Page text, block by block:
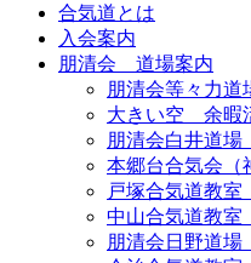
合気道とは
入会案内
朋清会 道場案内
朋清会等々力道
大きい空 余暇
朋清会白井道場
本郷台合気会（
戸塚合気道教室
中山合気道教室
朋清会日野道場